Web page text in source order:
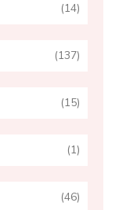
(14)
(137)
(15)
(1)
(46)